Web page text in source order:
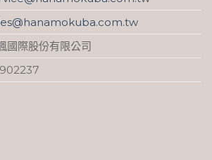
國際股份有限公司